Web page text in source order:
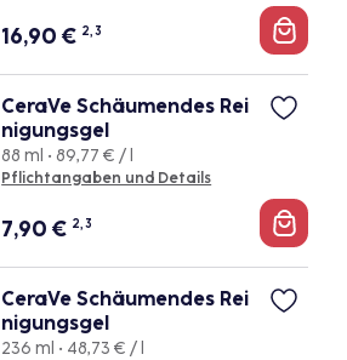
16,90€ 2, 3
CeraVe Schäumendes Rei
nigungsgel
88 ml • 89,77 € / l
Pflichtangaben und Details
7,90€ 2, 3
CeraVe Schäumendes Rei
nigungsgel
236 ml • 48,73 € / l